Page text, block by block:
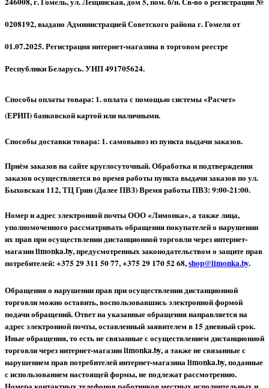
0208192, выдано Администрацией Советского района г. Гомеля от
01.07.2025. Регистрация интернет-магазина в торговом реестре
Республики Беларусь. УНП 491705624.
Способы оплаты товара: 1. оплата с помощью системы «Расчет»
(ЕРИП) банковской картой или наличными.
Способы доставки товара: 1. самовывоз из пункта выдачи заказов.
Приём заказов на сайте круглосуточный. Обработка и подтверждения
заказов осуществляется во время работы пункта выдачи заказов по ул.
Быховская 112, ТЦ Грин (Далее ПВЗ) Время работы ПВЗ: 9:00-21:00.
Номер и адрес электронной почты ООО «Лимонка», а также лица,
уполномоченного рассматривать обращения покупателей о нарушении
их прав при осуществлении дистанционной торговли через интернет-
магазин limonka.by, предусмотренных законодательством о защите прав
потребителей: +375 29 311 50 77, +375 29 170 52 68,shop@limonka.by.
Обращения о нарушении прав при осуществлении дистанционной
торговли можно оставить, воспользовавшись электронной формой
подачи обращений. Ответ на указанные обращения направляется на
адрес электронной почты, оставленный заявителем в 15 дневный срок.
Иные обращения, то есть не связанные с осуществлением дистанционной
торговли через интернет-магазин limonka.by, а также не связанные с
нарушением прав потребителей интернет-магазина limonka.by, поданные
с использованием настоящей формы, не подлежат рассмотрению.